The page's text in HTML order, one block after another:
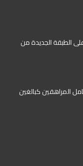
الطبقة الجديدة من
المراهقين كبالغين